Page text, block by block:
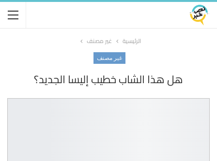
الرئيسية غير مصنف
غير مصنف
هل هذا الشاب خطيب إليسا الجديد؟